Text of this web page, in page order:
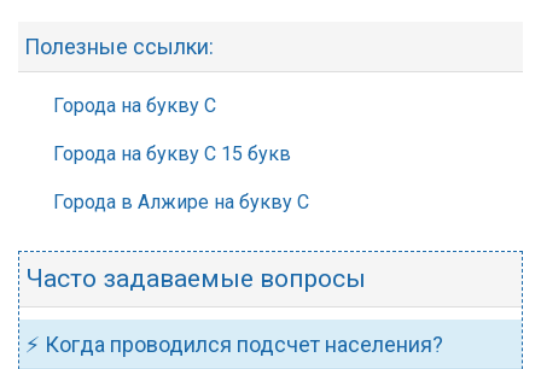
Полезные ссылки:
Города на букву С
Города на букву С 15 букв
Города в Алжире на букву С
Часто задаваемые вопросы
⚡ Когда проводился подсчет населения?